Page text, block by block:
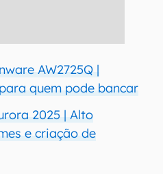
AW2725Q |
quem pode bancar
2025 | Alto
e criação de